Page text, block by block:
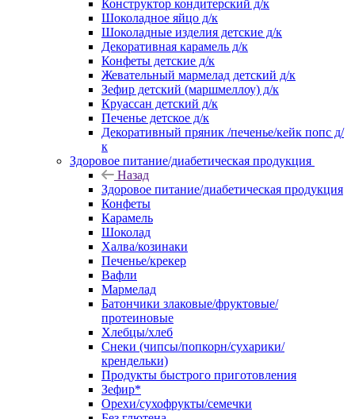
Конструктор кондитерский д/к
Шоколадное яйцо д/к
Шоколадные изделия детские д/к
Декоративная карамель д/к
Конфеты детские д/к
Жевательный мармелад детский д/к
Зефир детский (маршмеллоу) д/к
Круассан детский д/к
Печенье детское д/к
Декоративный пряник /печенье/кейк попс д/
к
Здоровое питание/диабетическая продукция
Назад
Здоровое питание/диабетическая продукция
Конфеты
Карамель
Шоколад
Халва/козинаки
Печенье/крекер
Вафли
Мармелад
Батончики злаковые/фруктовые/
протеиновые
Хлебцы/хлеб
Снеки (чипсы/попкорн/сухарики/
крендельки)
Продукты быстрого приготовления
Зефир*
Орехи/сухофрукты/семечки